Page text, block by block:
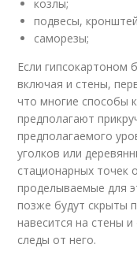
козлы;
подвесы,
саморезы;
Если гипсокартоном
включая и стены,
что многие способы
предполагают
предполагаемого
уголков или
стационарных точек
проделываемые для
позже будут скрыты
навесится на стены
следы от него.